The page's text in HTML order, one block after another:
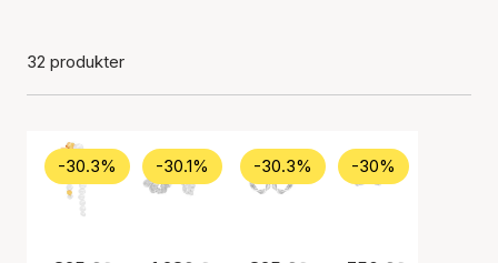
32 produkter
-30.3% -30.1% -30.3% -30%